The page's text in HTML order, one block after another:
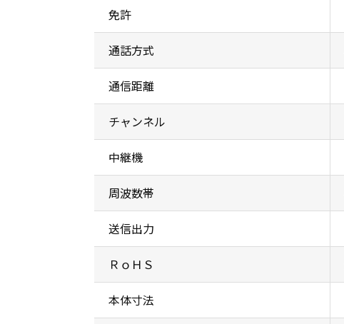
免許
通話方式
通信距離
チャンネル
中継機
周波数帯
送信出力
ＲｏＨＳ
本体寸法